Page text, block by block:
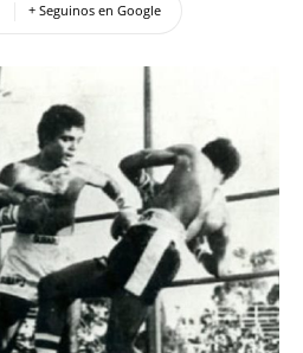
+ Seguinos en Google